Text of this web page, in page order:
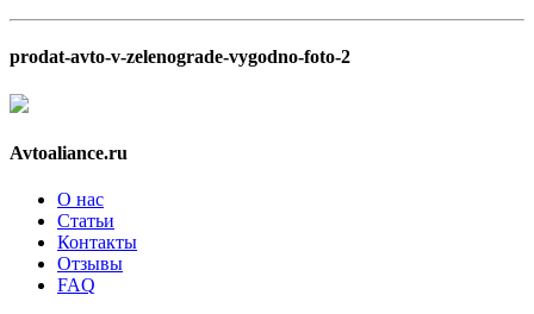
prodat-avto-v-zelenograde-vygodno-foto-2
Avtoaliance.ru
О нас
Статьи
Контакты
Отзывы
FAQ